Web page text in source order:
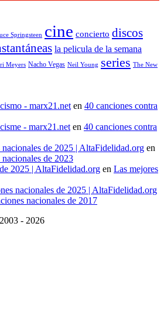
Springsteen cine concierto discos
la pelicula de la semana
Meyers Nacho Vegas Neil Young series The New
- marx21.net en 40 canciones contra
- marx21.net en 40 canciones contra
de 2025 | AltaFidelidad.org en
de 2023
2025 | AltaFidelidad.org en Las mejores
nacionales de 2025 | AltaFidelidad.org
nacionales de 2017
- 2026